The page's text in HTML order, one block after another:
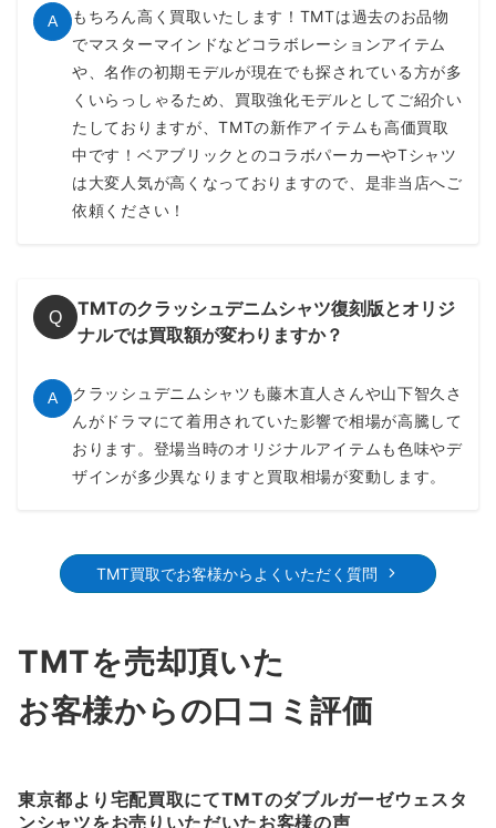
A
もちろん高く買取いたします！TMTは過去のお品物
でマスターマインドなどコラボレーションアイテム
や、名作の初期モデルが現在でも探されている方が多
くいらっしゃるため、買取強化モデルとしてご紹介い
たしておりますが、TMTの新作アイテムも高価買取
中です！ベアブリックとのコラボパーカーやTシャツ
は大変人気が高くなっておりますので、是非当店へご
依頼ください！
Q
TMTのクラッシュデニムシャツ復刻版とオリジ
ナルでは買取額が変わりますか？
A
クラッシュデニムシャツも藤木直人さんや山下智久さ
んがドラマにて着用されていた影響で相場が高騰して
おります。登場当時のオリジナルアイテムも色味やデ
ザインが多少異なりますと買取相場が変動します。
TMT買取でお客様からよくいただく質問
TMTを売却頂いた
お客様からの口コミ評価
東京都より宅配買取にてTMTのダブルガーゼウェスタ
ンシャツをお売りいただいたお客様の声